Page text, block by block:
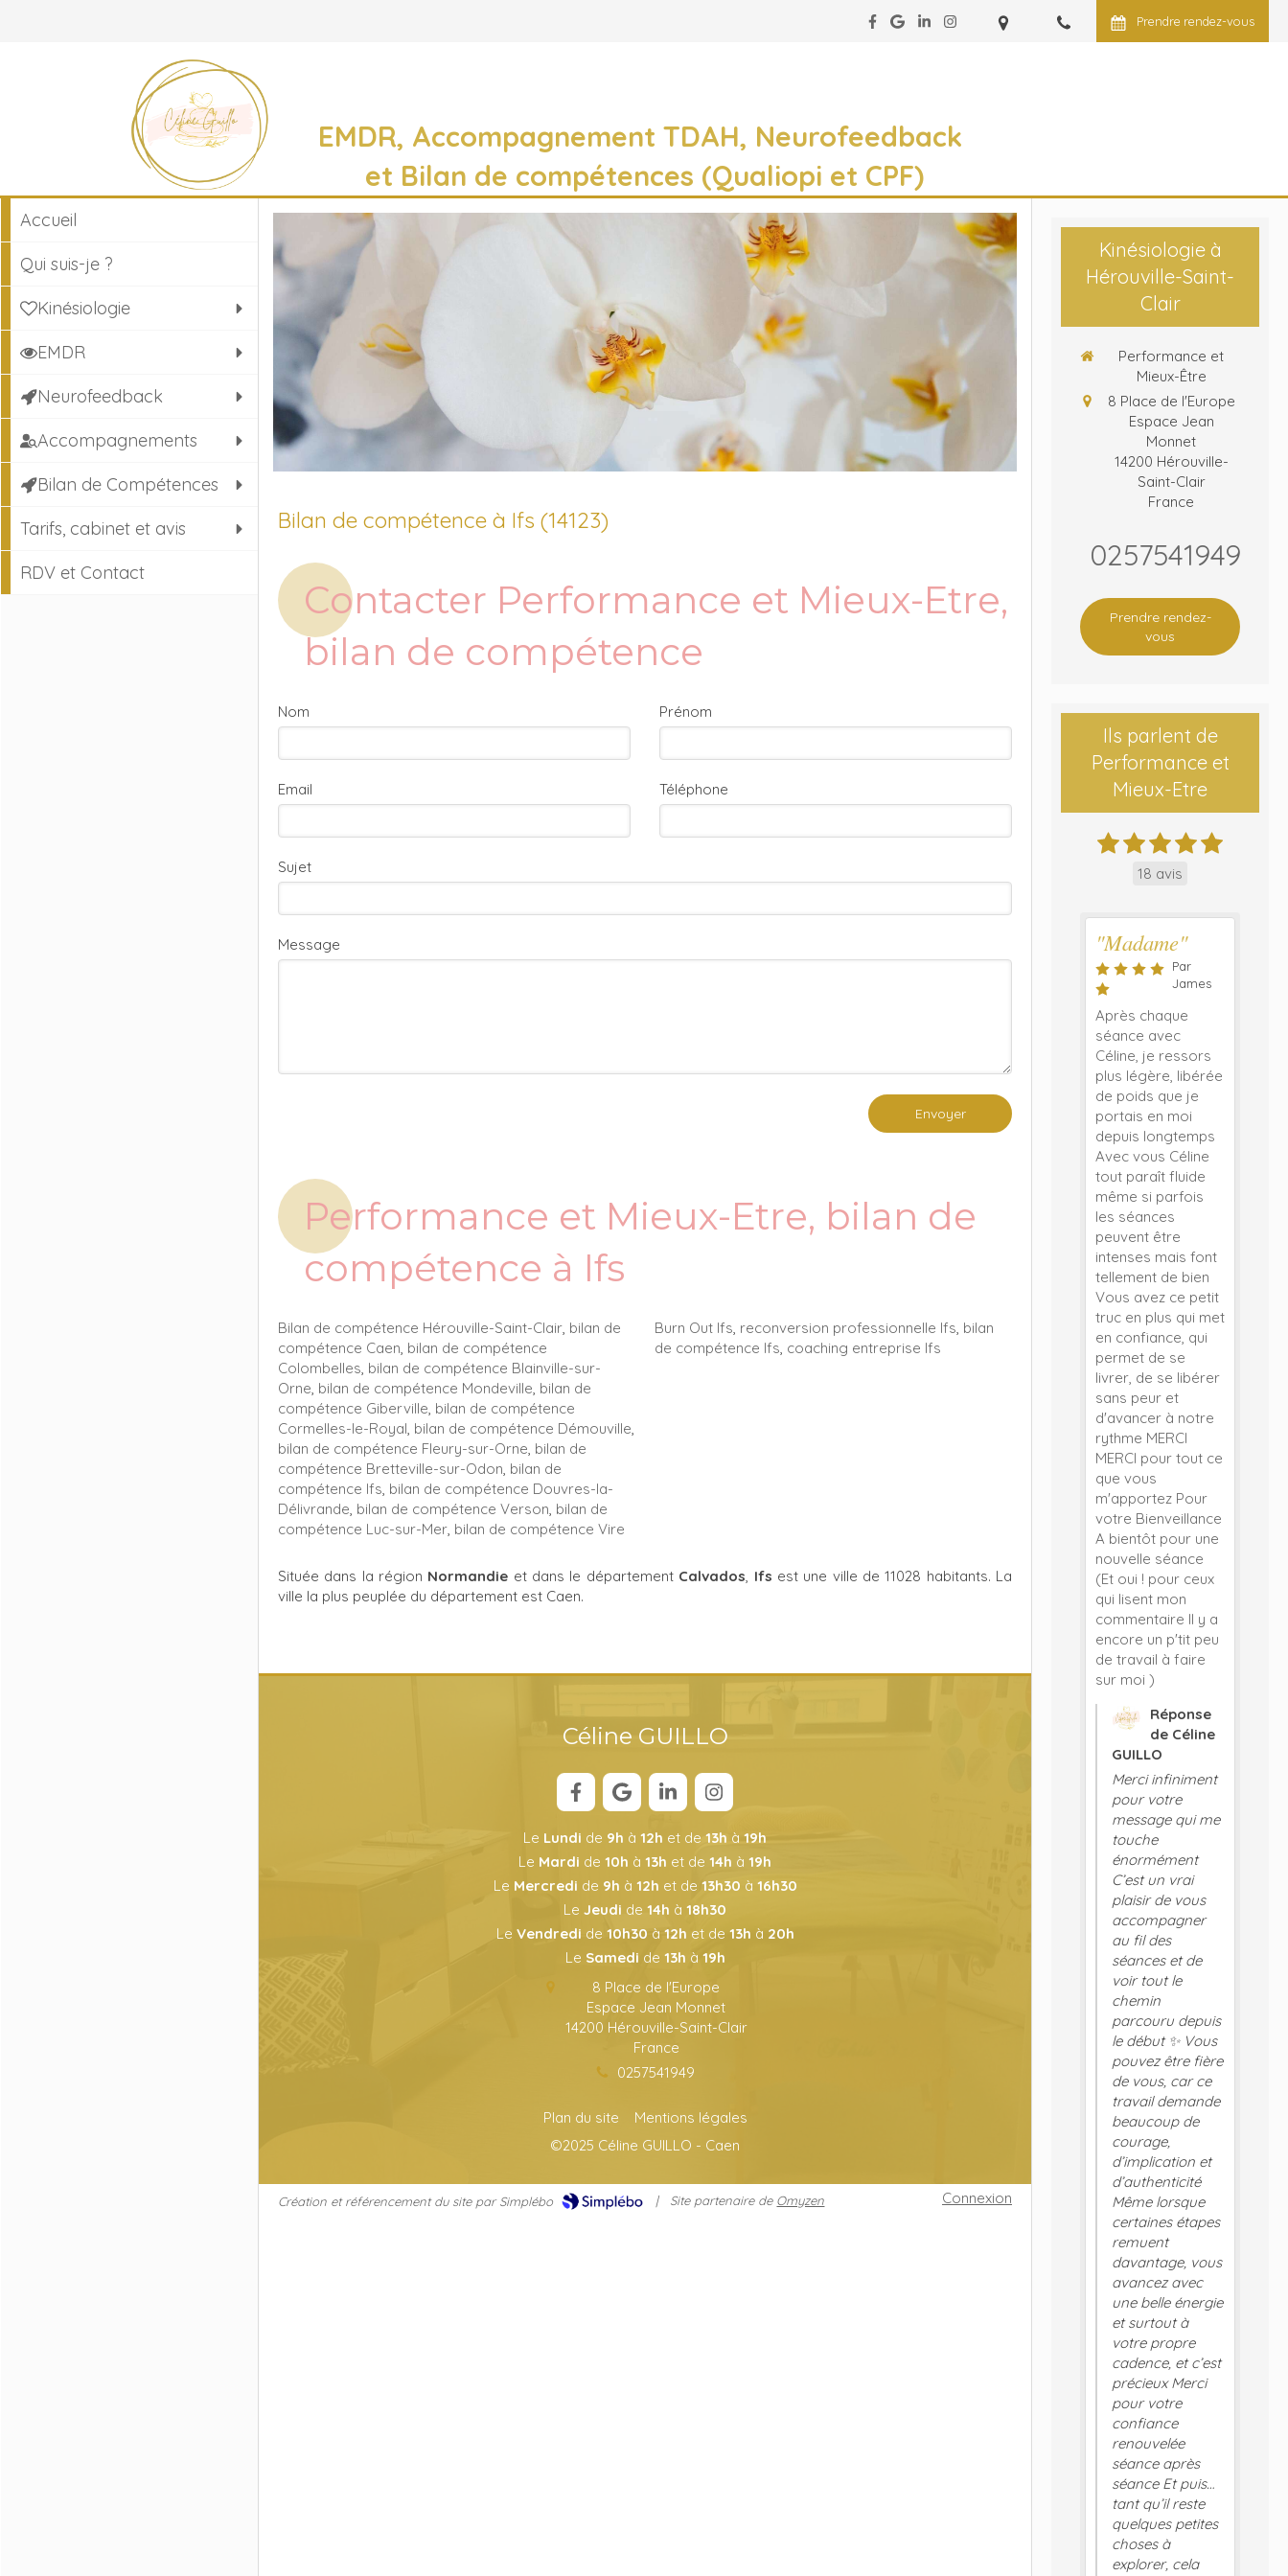
Prendre rendez-vous
EMDR, Accompagnement TDAH, Neurofeedback
et Bilan de compétences (Qualiopi et CPF)
Accueil
Qui suis-je ?
Kinésiologie
EMDR
Neurofeedback
Accompagnements
Bilan de Compétences
Tarifs, cabinet et avis
RDV et Contact
Bilan de compétence à Ifs (14123)
Contacter Performance et Mieux-Etre,
bilan de compétence
Nom Prénom
Email Téléphone
Sujet
Message
Envoyer
Performance et Mieux-Etre, bilan de
compétence à Ifs
Bilan de compétence Hérouville-Saint-Clair, bilan de
compétence Caen, bilan de compétence
Colombelles, bilan de compétence Blainville-sur-
Orne, bilan de compétence Mondeville, bilan de
compétence Giberville, bilan de compétence
Cormelles-le-Royal, bilan de compétence Démouville,
bilan de compétence Fleury-sur-Orne, bilan de
compétence Bretteville-sur-Odon, bilan de
compétence Ifs, bilan de compétence Douvres-la-
Délivrande, bilan de compétence Verson, bilan de
compétence Luc-sur-Mer, bilan de compétence Vire
Burn Out Ifs, reconversion professionnelle Ifs, bilan
de compétence Ifs, coaching entreprise Ifs
Située dans la région Normandie et dans le département Calvados, Ifs est une ville de 11028 habitants. La
ville la plus peuplée du département est Caen.
Céline GUILLO
Le Lundi de 9h à 12h et de 13h à 19h
Le Mardi de 10h à 13h et de 14h à 19h
Le Mercredi de 9h à 12h et de 13h30 à 16h30
Le Jeudi de 14h à 18h30
Le Vendredi de 10h30 à 12h et de 13h à 20h
Le Samedi de 13h à 19h
8 Place de l'Europe
Espace Jean Monnet
14200 Hérouville-Saint-Clair
France
0257541949
Plan du site
Mentions légales
©2025 Céline GUILLO - Caen
Création et référencement du site par Simplébo | Site partenaire de Omyzen Connexion
Kinésiologie à
Hérouville-Saint-
Clair
Performance et
Mieux-Être
8 Place de l'Europe
Espace Jean
Monnet
14200 Hérouville-
Saint-Clair
France
0257541949
Prendre rendez-
vous
Ils parlent de
Performance et
Mieux-Etre
18 avis
"Madame"
Par
James
Après chaque
séance avec
Céline, je ressors
plus légère, libérée
de poids que je
portais en moi
depuis longtemps
Avec vous Céline
tout paraît fluide
même si parfois
les séances
peuvent être
intenses mais font
tellement de bien
Vous avez ce petit
truc en plus qui met
en confiance, qui
permet de se
livrer, de se libérer
sans peur et
d'avancer à notre
rythme MERCI
MERCI pour tout ce
que vous
m'apportez Pour
votre Bienveillance
A bientôt pour une
nouvelle séance
(Et oui ! pour ceux
qui lisent mon
commentaire Il y a
encore un p'tit peu
de travail à faire
sur moi )
Réponse
de Céline
GUILLO
Merci infiniment
pour votre
message qui me
touche
énormément
C’est un vrai
plaisir de vous
accompagner
au fil des
séances et de
voir tout le
chemin
parcouru depuis
le début ✨ Vous
pouvez être fière
de vous, car ce
travail demande
beaucoup de
courage,
d’implication et
d’authenticité
Même lorsque
certaines étapes
remuent
davantage, vous
avancez avec
une belle énergie
et surtout à
votre propre
cadence, et c’est
précieux Merci
pour votre
confiance
renouvelée
séance après
séance Et puis…
tant qu’il reste
quelques petites
choses à
explorer, cela